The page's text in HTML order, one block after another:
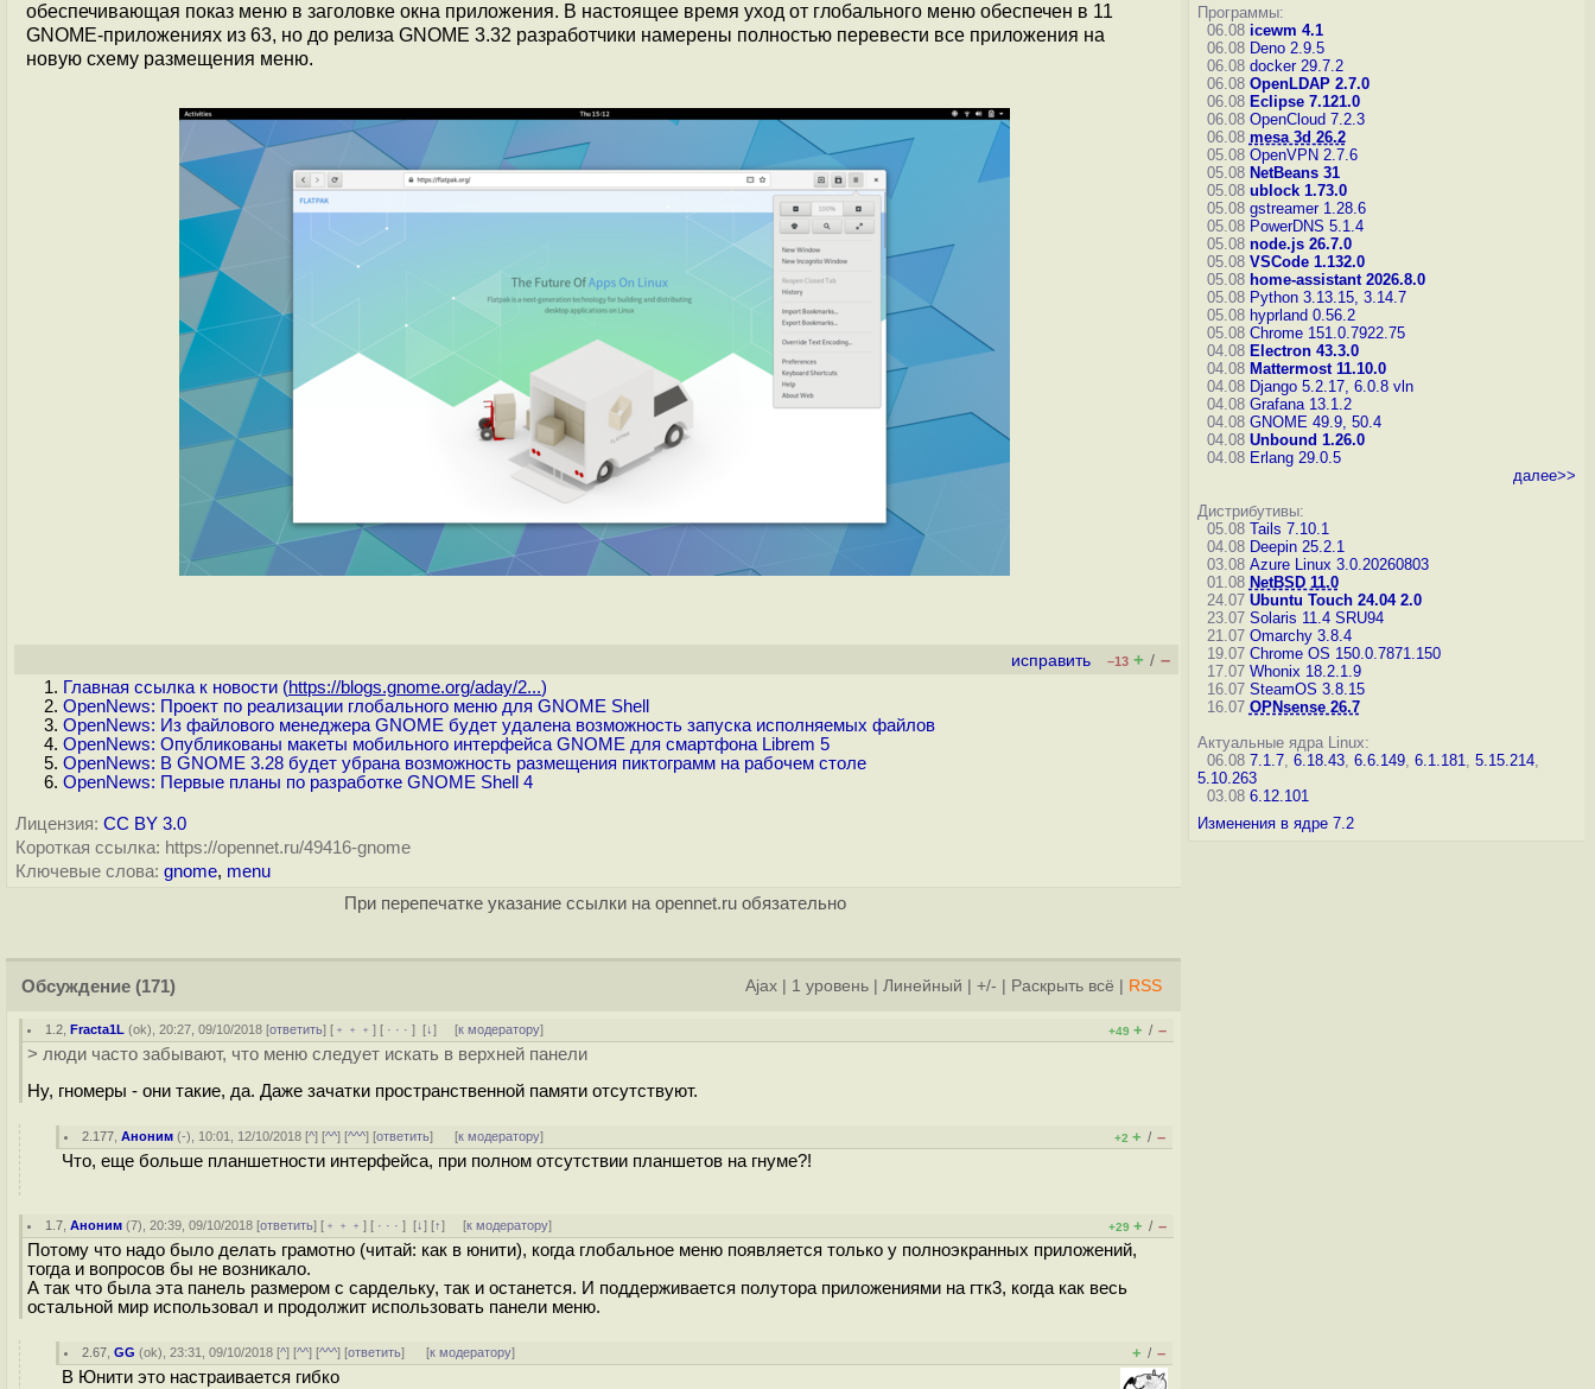
обеспечивающая показ меню в заголовке окна приложения. В настоящее время уход от глобального меню обеспечен в 11
GNOME-приложениях из 63, но до релиза GNOME 3.32 разработчики намерены полностью перевести все приложения на
новую схему размещения меню.
исправить –13 + / –
Главная ссылка к новости (https://blogs.gnome.org/aday/2...)
OpenNews: Проект по реализации глобального меню для GNOME Shell
OpenNews: Из файлового менеджера GNOME будет удалена возможность запуска исполняемых файлов
OpenNews: Опубликованы макеты мобильного интерфейса GNOME для смартфона Librem 5
OpenNews: В GNOME 3.28 будет убрана возможность размещения пиктограмм на рабочем столе
OpenNews: Первые планы по разработке GNOME Shell 4
Лицензия: CC BY 3.0
Короткая ссылка: https://opennet.ru/49416-gnome
Ключевые слова: gnome, menu
При перепечатке указание ссылки на opennet.ru обязательно
Обсуждение (171) Ajax 1 уровень Линейный +/- Раскрыть всё RSS
1.2 ,Fracta1L (ok), 20:27, 09/10/2018 [ответить] [ ﹢﹢﹢] [ · · ·][↓] [к модератору] +49 + / –
> люди часто забывают, что меню следует искать в верхней панели
Ну, гномеры - они такие, да. Даже зачатки пространственной памяти отсутствуют.
2.177 ,Аноним (-), 10:01, 12/10/2018 [^] [^^] [^^^] [ответить] [к модератору] +2 + / –
Что, еще больше планшетности интерфейса, при полном отсутствии планшетов на гнуме?!
1.7 ,Аноним (7), 20:39, 09/10/2018 [ответить] [ ﹢﹢﹢] [ · · ·][↓] [↑] [к модератору] +29 + / –
Потому что надо было делать грамотно (читай: как в юнити), когда глобальное меню появляется только у полноэкранных приложений,
тогда и вопросов бы не возникало.
А так что была эта панель размером с сардельку, так и останется. И поддерживается полутора приложениями на гтк3, когда как весь
остальной мир использовал и продолжит использовать панели меню.
2.67 ,GG (ok), 23:31, 09/10/2018 [^] [^^] [^^^] [ответить] [к модератору] + / –
В Юнити это настраивается гибко
Программы:
06.08 icewm 4.1
06.08 Deno 2.9.5
06.08 docker 29.7.2
06.08 OpenLDAP 2.7.0
06.08 Eclipse 7.121.0
06.08 OpenCloud 7.2.3
06.08 mesa 3d 26.2
05.08 OpenVPN 2.7.6
05.08 NetBeans 31
05.08 ublock 1.73.0
05.08 gstreamer 1.28.6
05.08 PowerDNS 5.1.4
05.08 node.js 26.7.0
05.08 VSCode 1.132.0
05.08 home-assistant 2026.8.0
05.08 Python 3.13.15, 3.14.7
05.08 hyprland 0.56.2
05.08 Chrome 151.0.7922.75
04.08 Electron 43.3.0
04.08 Mattermost 11.10.0
04.08 Django 5.2.17, 6.0.8 vln
04.08 Grafana 13.1.2
04.08 GNOME 49.9, 50.4
04.08 Unbound 1.26.0
04.08 Erlang 29.0.5
далее>>
Дистрибутивы:
05.08 Tails 7.10.1
04.08 Deepin 25.2.1
03.08 Azure Linux 3.0.20260803
01.08 NetBSD 11.0
24.07 Ubuntu Touch 24.04 2.0
23.07 Solaris 11.4 SRU94
21.07 Omarchy 3.8.4
19.07 Chrome OS 150.0.7871.150
17.07 Whonix 18.2.1.9
16.07 SteamOS 3.8.15
16.07 OPNsense 26.7
Актуальные ядра Linux:
06.08 7.1.7, 6.18.43, 6.6.149, 6.1.181, 5.15.214,
5.10.263
03.08 6.12.101
Изменения в ядре 7.2